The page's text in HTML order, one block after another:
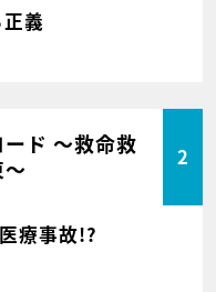
義
ド ～救命救
2
療事故!?